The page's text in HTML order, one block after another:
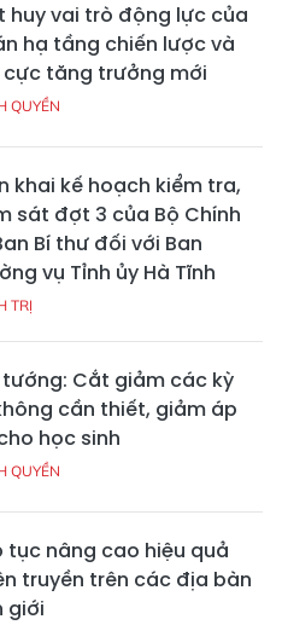
huy vai trò động lực của
hạ tầng chiến lược và
tăng trưởng mới
QUYỀN
khai kế hoạch kiểm tra,
sát đợt 3 của Bộ Chính
Bí thư đối với Ban
vụ Tỉnh ủy Hà Tĩnh
TRỊ
tướng: Cắt giảm các kỳ
cần thiết, giảm áp
học sinh
QUYỀN
tục nâng cao hiệu quả
truyền trên các địa bàn
giới